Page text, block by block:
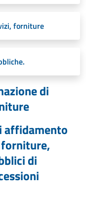
forniture
di
affidamento
di